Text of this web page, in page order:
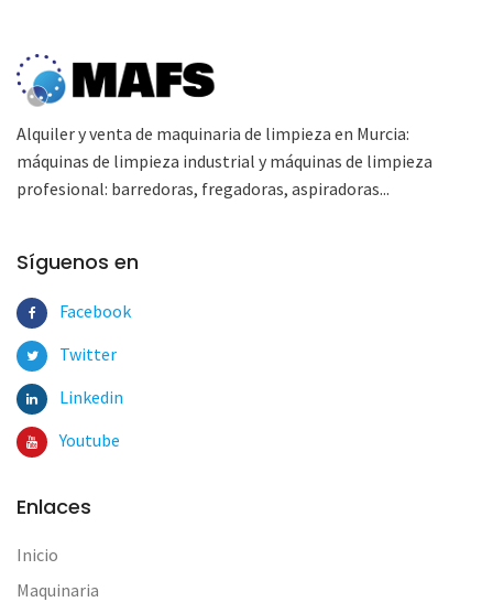
Alquiler y venta de maquinaria de limpieza en Murcia:
máquinas de limpieza industrial y máquinas de limpieza
profesional: barredoras, fregadoras, aspiradoras...
Síguenos en
Facebook
Twitter
Linkedin
Youtube
Enlaces
Inicio
Maquinaria